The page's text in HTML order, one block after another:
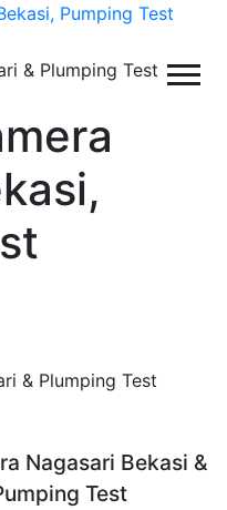
& Plumping Test
Nagasari Bekasi &
Test